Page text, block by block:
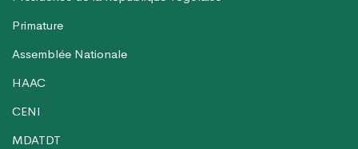
Primature
Assemblée Nationale
HAAC
CENI
MDATDT